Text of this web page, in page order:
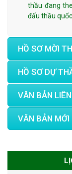
thầu đang
đấu thầu
HỒ SƠ MỜI
HỒ SƠ DỰ
VĂN BẢN
VĂN BẢN MỚI